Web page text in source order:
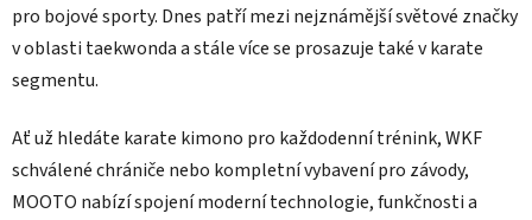
pro bojové sporty. Dnes patří mezi nejznámější světové značky
v oblasti taekwonda a stále více se prosazuje také v karate
segmentu.
Ať už hledáte karate kimono pro každodenní trénink, WKF
schválené chrániče nebo kompletní vybavení pro závody,
MOOTO nabízí spojení moderní technologie, funkčnosti a